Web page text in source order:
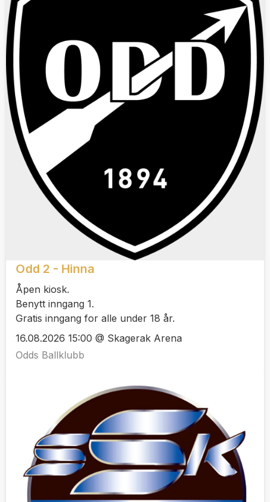
Odd 2 - Hinna
Åpen kiosk.
Benytt inngang 1.
Gratis inngang for alle under 18 år.
16.08.2026 15:00 @ Skagerak Arena
Odds Ballklubb